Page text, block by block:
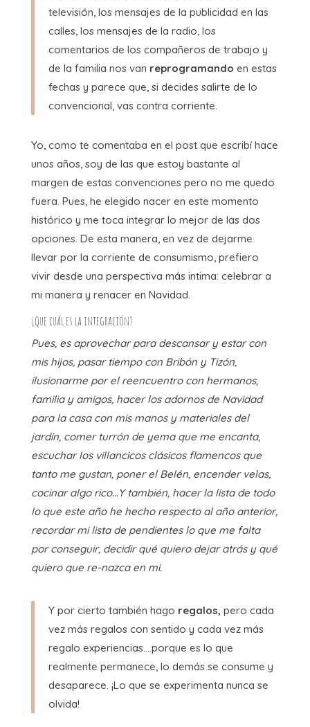
televisión, los mensajes de la publicidad en las
calles, los mensajes de la radio, los
comentarios de los compañeros de trabajo y
de la familia nos van reprogramando en estas
fechas y parece que, si decides salirte de lo
convencional, vas contra corriente.
Yo, como te comentaba en el post que escribí hace
unos años, soy de las que estoy bastante al
margen de estas convenciones pero no me quedo
fuera. Pues, he elegido nacer en este momento
histórico y me toca integrar lo mejor de las dos
opciones. De esta manera, en vez de dejarme
llevar por la corriente de consumismo, prefiero
vivir desde una perspectiva más intima: celebrar a
mi manera y renacer en Navidad.
¿Que cuál es la integración?
Pues, es aprovechar para descansar y estar con
mis hijos, pasar tiempo con Bribón y Tizón,
ilusionarme por el reencuentro con hermanos,
familia y amigos, hacer los adornos de Navidad
para la casa con mis manos y materiales del
jardín, comer turrón de yema que me encanta,
escuchar los villancicos clásicos flamencos que
tanto me gustan, poner el Belén, encender velas,
cocinar algo rico…Y también, hacer la lista de todo
lo que este año he hecho respecto al año anterior,
recordar mi lista de pendientes lo que me falta
por conseguir, decidir qué quiero dejar atrás y qué
quiero que re-nazca en mi.
Y por cierto también hago regalos, pero cada
vez más regalos con sentido y cada vez más
regalo experiencias….porque es lo que
realmente permanece, lo demás se consume y
desaparece. ¡Lo que se experimenta nunca se
olvida!